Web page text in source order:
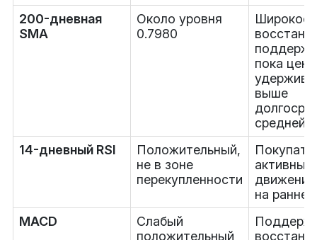
200-дневная
SMA
Около уровня
0.7980
Широкое
пока цена
выше
средней
14-дневный RSI
Положительный,
не в зоне
перекупленности
активны,
на
MACD
Слабый
положительный